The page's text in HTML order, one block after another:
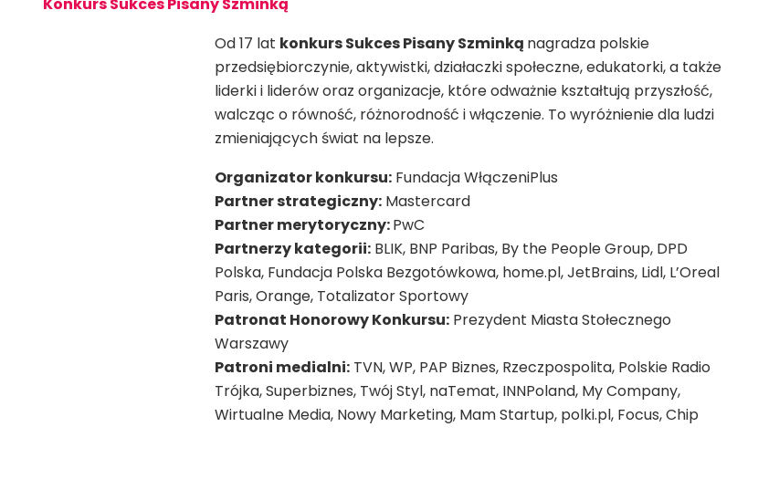
Od 17 lat konkurs Sukces Pisany Szminką nagradza polskie
przedsiębiorczynie, aktywistki, działaczki społeczne, edukatorki, a także
liderki i liderów oraz organizacje, które odważnie kształtują przyszłość,
walcząc o równość, różnorodność i włączenie. To wyróżnienie dla ludzi
zmieniających świat na lepsze.
Organizator konkursu:Fundacja WłączeniPlus
Partner strategiczny:Mastercard
Partner merytoryczny:PwC
Partnerzy kategorii:BLIK, BNP Paribas, By the People Group, DPD
Polska, Fundacja Polska Bezgotówkowa, home.pl, JetBrains, Lidl, L’Oreal
Paris, Orange, Totalizator Sportowy
Patronat Honorowy Konkursu:Prezydent Miasta Stołecznego
Warszawy
Patroni medialni:TVN, WP, PAP Biznes, Rzeczpospolita, Polskie Radio
Trójka, Superbiznes, Twój Styl, naTemat, INNPoland, My Company,
Wirtualne Media, Nowy Marketing, Mam Startup, polki.pl, Focus, Chip